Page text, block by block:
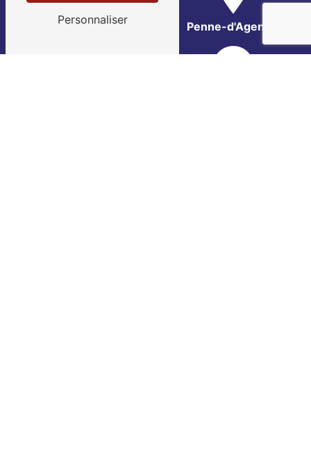
Sainte-Livrade-sur-Lot Penne-d'Agenais
Personnaliser